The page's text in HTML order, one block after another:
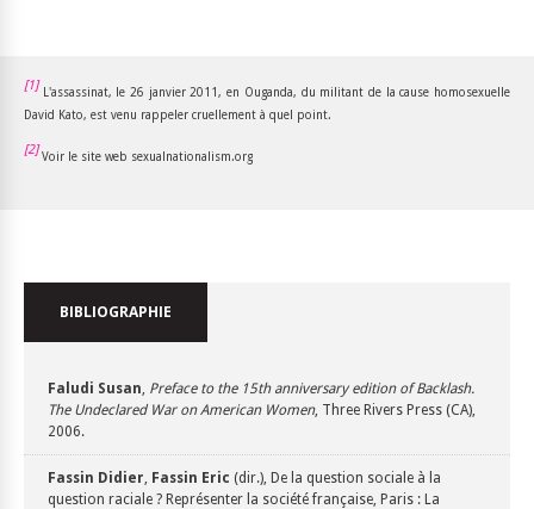
[1]
L'assassinat, le 26 janvier 2011, en Ouganda, du militant de la cause homosexuelle
David Kato, est venu rappeler cruellement à quel point.
[2] Voir le site web sexualnationalism.org
BIBLIOGRAPHIE
Faludi Susan Preface to the 15th anniversary edition of Backlash.
The Undeclared War on American Women, Three Rivers Press (CA),
2006.
Fassin Didier Fassin Eric (dir.), De la question sociale à la
question raciale ? Représenter la société française, Paris : La